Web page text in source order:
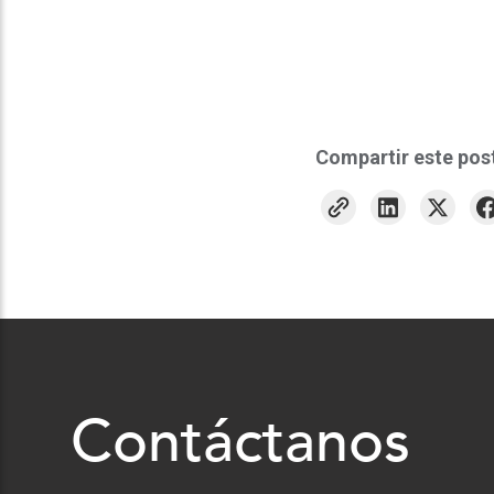
Compartir este
Contáctanos